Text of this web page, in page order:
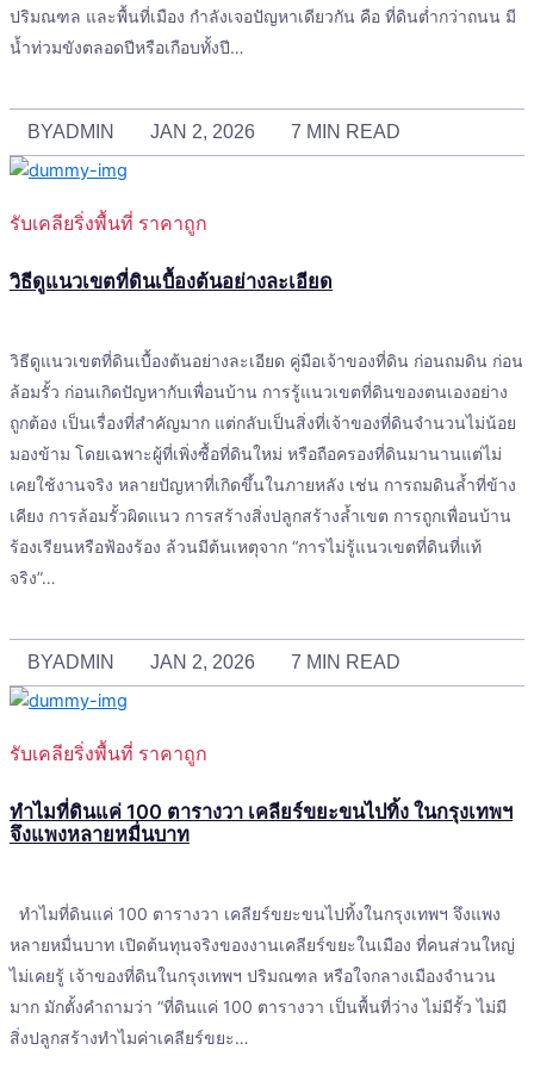
ปริมณฑล และพื้นที่เมือง กำลังเจอปัญหาเดียวกัน คือ ที่ดินต่ำกว่าถนน มี
น้ำท่วมขังตลอดปีหรือเกือบทั้งปี…
BYADMIN JAN 2, 2026 7 MIN READ
รับเคลียริ่งพื้นที่ ราคาถูก
วิธีดูแนวเขตที่ดินเบื้องต้นอย่างละเอียด
วิธีดูแนวเขตที่ดินเบื้องต้นอย่างละเอียด คู่มือเจ้าของที่ดิน ก่อนถมดิน ก่อน
ล้อมรั้ว ก่อนเกิดปัญหากับเพื่อนบ้าน การรู้แนวเขตที่ดินของตนเองอย่าง
ถูกต้อง เป็นเรื่องที่สำคัญมาก แต่กลับเป็นสิ่งที่เจ้าของที่ดินจำนวนไม่น้อย
มองข้าม โดยเฉพาะผู้ที่เพิ่งซื้อที่ดินใหม่ หรือถือครองที่ดินมานานแต่ไม่
เคยใช้งานจริง หลายปัญหาที่เกิดขึ้นในภายหลัง เช่น การถมดินล้ำที่ข้าง
เคียง การล้อมรั้วผิดแนว การสร้างสิ่งปลูกสร้างล้ำเขต การถูกเพื่อนบ้าน
ร้องเรียนหรือฟ้องร้อง ล้วนมีต้นเหตุจาก “การไม่รู้แนวเขตที่ดินที่แท้
จริง”…
BYADMIN JAN 2, 2026 7 MIN READ
รับเคลียริ่งพื้นที่ ราคาถูก
ทำไมที่ดินแค่ 100 ตารางวา เคลียร์ขยะขนไปทิ้ง ในกรุงเทพฯ
จึงแพงหลายหมื่นบาท
ทำไมที่ดินแค่ 100 ตารางวา เคลียร์ขยะขนไปทิ้งในกรุงเทพฯ จึงแพง
หลายหมื่นบาท เปิดต้นทุนจริงของงานเคลียร์ขยะในเมือง ที่คนส่วนใหญ่
ไม่เคยรู้ เจ้าของที่ดินในกรุงเทพฯ ปริมณฑล หรือใจกลางเมืองจำนวน
มาก มักตั้งคำถามว่า “ที่ดินแค่ 100 ตารางวา เป็นพื้นที่ว่าง ไม่มีรั้ว ไม่มี
สิ่งปลูกสร้างทำไมค่าเคลียร์ขยะ…